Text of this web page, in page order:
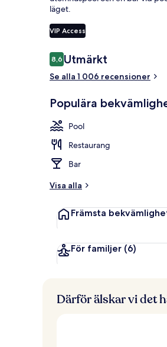
läget.
VIP Access
Recensioner
8,68,6 av 10,
Utmärkt
Se alla 1 006 recensioner
Populära
Pool
Restaurang
Bar
Visa alla
Främsta
För familjer (6)
Därför älskar vi det